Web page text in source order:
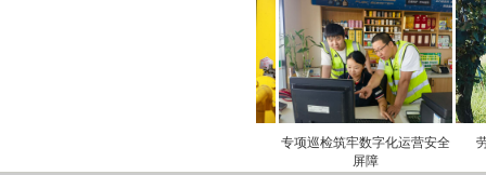
专项巡检筑牢数字化运营安全
屏障
劳